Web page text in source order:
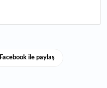
Facebook ile paylaş